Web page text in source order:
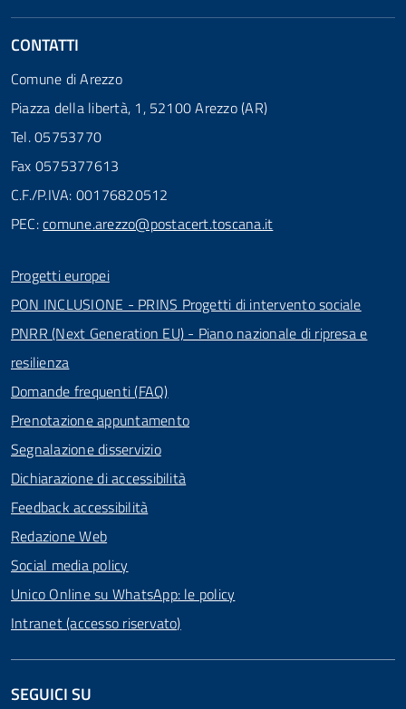
CONTATTI
Comune di Arezzo
Piazza della libertà, 1, 52100 Arezzo (AR)
Tel. 05753770
Fax 0575377613
C.F./P.IVA: 00176820512
PEC:comune.arezzo@postacert.toscana.it
Progetti europei
PON INCLUSIONE - PRINS Progetti di intervento sociale
PNRR (Next Generation EU) - Piano nazionale di ripresa e
resilienza
Domande frequenti (FAQ)
Prenotazione appuntamento
Segnalazione disservizio
Dichiarazione di accessibilità
Feedback accessibilità
Redazione Web
Social media policy
Unico Online su WhatsApp: le policy
Intranet (accesso riservato)
SEGUICI SU